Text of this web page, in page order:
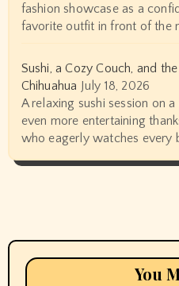
fashion showcase as a
favorite outfit in front of the
Sushi, a Cozy Couch, and
Chihuahua July 18, 2026
A relaxing sushi session on
even more entertaining
who eagerly watches every
You